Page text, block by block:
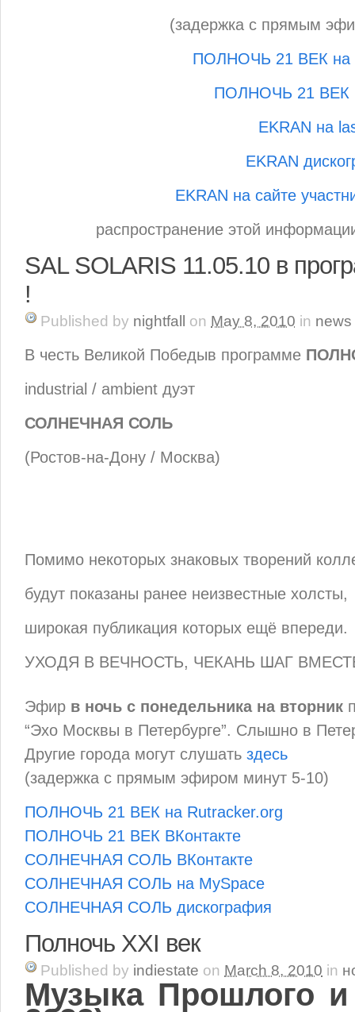
(задержка с прямым
ПОЛНОЧЬ 21 ВЕК на
ПОЛНОЧЬ 21 ВЕК
EKRAN на
EKRAN
EKRAN на сайте
распространение этой
SAL SOLARIS 11.05.10 в
!
Published by nightfall on May 8, 2010 in news
В честь Великой Победыв программе
industrial / ambient дуэт
СОЛНЕЧНАЯ СОЛЬ
(Ростов-на-Дону / Москва)
Помимо некоторых знаковых творений
будут показаны ранее неизвестные холсты,
широкая публикация которых ещё впереди.
УХОДЯ В ВЕЧНОСТЬ, ЧЕКАНЬ ШАГ
Эфир в ночь с понедельника на вторник
“Эхо Москвы в Петербурге”. Слышно в
Другие города могут слушать здесь
(задержка с прямым эфиром минут 5-10)
ПОЛНОЧЬ 21 ВЕК на Rutracker.org
ПОЛНОЧЬ 21 ВЕК ВКонтакте
СОЛНЕЧНАЯ СОЛЬ ВКонтакте
СОЛНЕЧНАЯ СОЛЬ на MySpace
СОЛНЕЧНАЯ СОЛЬ дискография
Полночь XXI век
Published by indiestate on March 8, 2010 in
Музыка Прошлого и